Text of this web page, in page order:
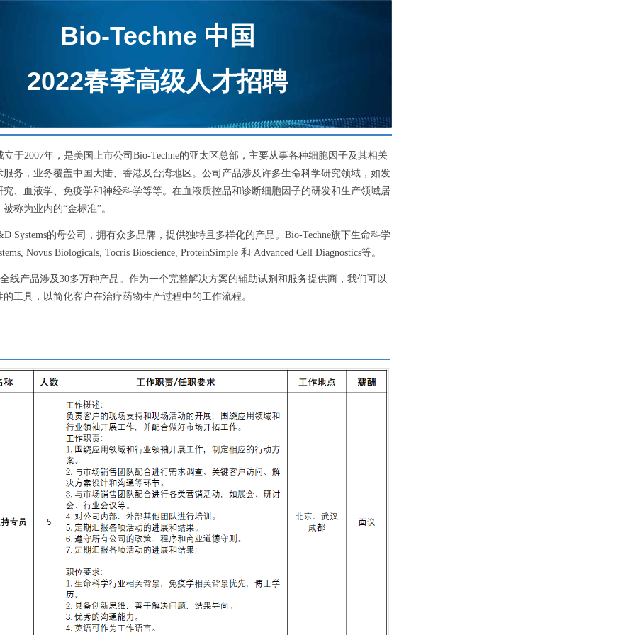
立于2007年，是美国上市公司Bio-Techne的亚太区总部，主要从事各种细胞因子及其相关
服务，业务覆盖中国大陆、香港及台湾地区。公司产品涉及许多生命科学研究领域，如发
究、血液学、免疫学和神经科学等等。在血液质控品和诊断细胞因子的研发和生产领域居
称为业内的“金标准”。
Systems的母公司，拥有众多品牌，提供独特且多样化的产品。Bio-Techne旗下生命科学
Novus Biologicals, Tocris Bioscience, ProteinSimple 和 Advanced Cell Diagnostics等。
全线产品涉及30多万种产品。作为一个完整解决方案的辅助试剂和服务提供商，我们可以
工具，以简化客户在治疗药物生产过程中的工作流程。
Bio-Techne 中国
2022春季高级人才招聘